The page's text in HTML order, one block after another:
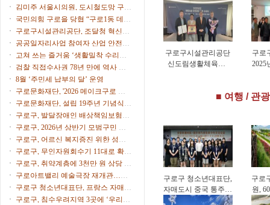
정원’ 식재 행사 개최
김미주 서울시의원, 도시철도망 구축
계획 시민공청회 참석
국민의힘 구로을 당협 “구로1동 데이
터센터 추진 중단을”
구로구시설관리공단, 조달청 혁신제
품 도입으로 공영주차장 화재 대응력
강화
공공일자리사업 참여자 산업 안전·
보건 교육 실시
고쳐 쓰는 즐거움 ‘생활밀착 수리교
육’ 운영
검찰 직접수사권 78년 만에 역사 속
으로
8월 ‘주민세 납부의 달’ 운영
구로문화재단, '2026 메이크구로 아
트마켓' 참가자 모집
구로문화재단, 설립 19주년 기념식
개최
구로구, 발달장애인 배상책임보험으
로 생활 속 사고 보상
구로구, 2026년 상반기 모범구민 표
창 수여
구로구, 어르신 복지증진 위한 성금
500만원 전달
구로구, 무인자원회수기 11대로 확대
운영
구로구, 취약계층에 3천만 원 상당 후
원물품 전달
구로아트밸리 예술극장 재개관…이
탈리아·한국 협연 '별들의 투란도트'
구로구 청소년대표단, 프랑스 자매도
시서 문화교류
구로구, 침수우려지역 3곳에 ‘우리동
중장년 일자리 창출
업무협약
빌리
구로구시설관리공단
신도림생활체육관,
구로
2025
■ 여행 / 관
구로구 청소년대표단,
자매도시 중국 통주구
방문…4박 5일 교류
구로
원,